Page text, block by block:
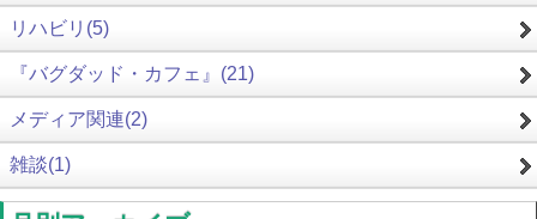
リハビリ(5)
『バグダッド・カフェ』(21)
メディア関連(2)
雑談(1)